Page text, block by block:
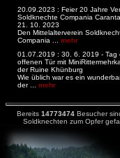
20.09.2023 : Feier 20 Jahre
Soldknechte Compania
21. 10. 2023
Den Mittelalterverein
Compania ... mehr
01.07.2019 : 30. 6. 2019 - Tag
offenen Tür mit
der Ruine Khünburg
Wie üblich war es ein
der ... mehr
Bereits 14773474Besucher
Soldknechten zum Opfer